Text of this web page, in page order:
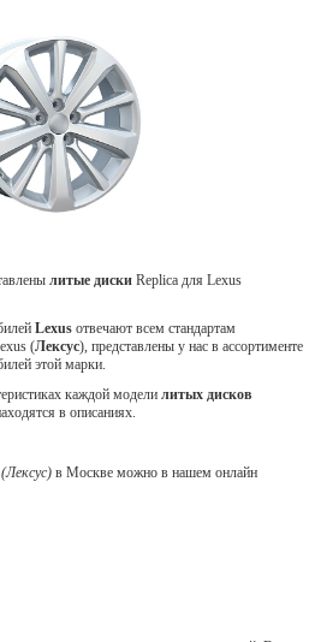
литые диски Replica для Lexus
Lexus отвечают всем стандартам
(Лексус), представлены у нас в ассортименте
этой марки.
каждой модели литых дисков
в описаниях.
в Москве можно в нашем онлайн